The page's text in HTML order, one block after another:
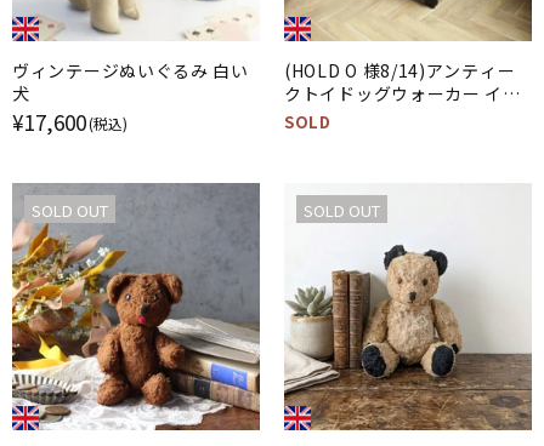
ヴィンテージぬいぐるみ 白い
犬
¥17,600(税込)
(HOLD O 様8/14)アンティー
クトイドッグウォーカー イギ
リス 古びた幼児用の手押し車
SOLD
SOLD OUT SOLD OUT